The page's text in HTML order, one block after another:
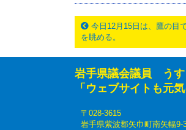
今日12月15日は、鷹の目
を眺める。
岩手県議会議員 うす
「ウェブサイトも元気
〒028-3615
岩手県紫波郡矢巾町南矢幅9-